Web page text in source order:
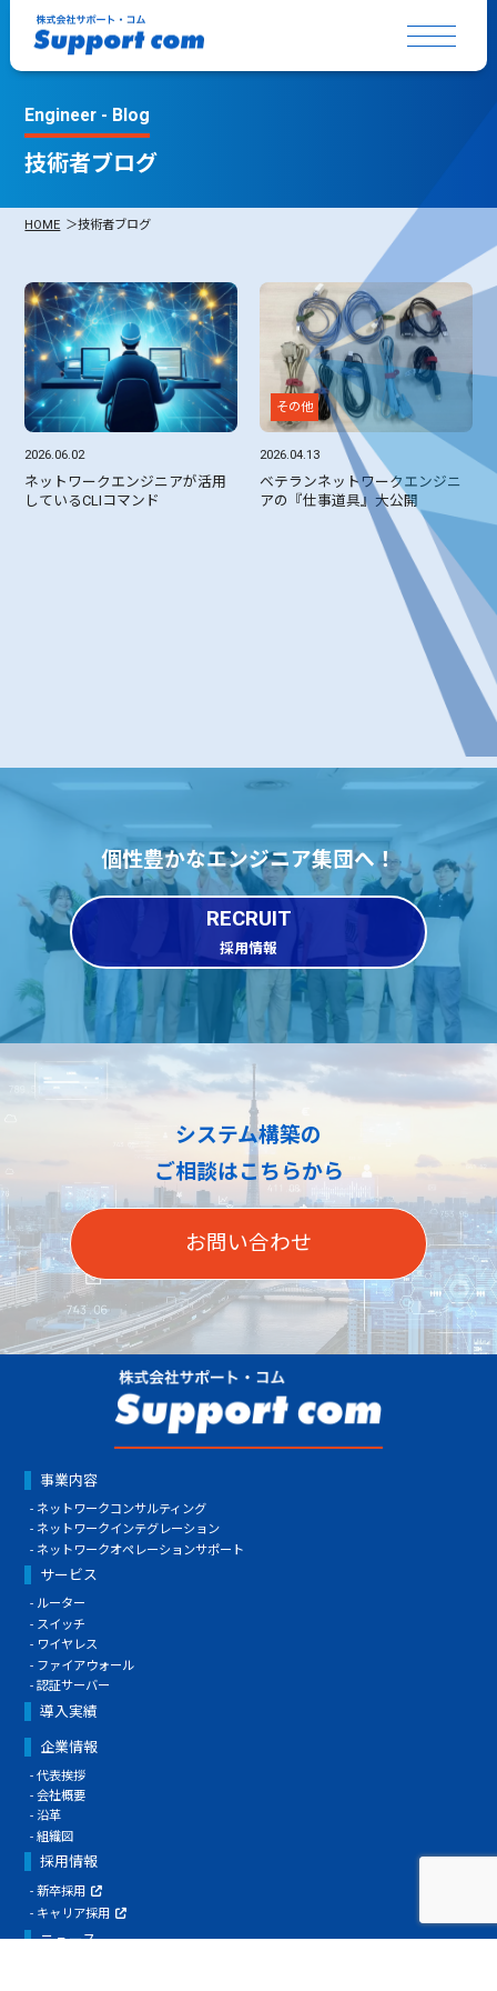
Engineer - Blog
技術者ブログ
HOME 技術者ブログ
2026.06.02
ネットワークエンジニアが活用
しているCLIコマンド
その他
2026.04.13
ベテランネットワークエンジニ
アの『仕事道具』大公開
個性豊かなエンジニア集団へ！
RECRUIT
採用情報
システム構築の
ご相談はこちらから
お問い合わせ
事業内容
ネットワークコンサルティング
ネットワークインテグレーション
ネットワークオペレーションサポート
サービス
ルーター
スイッチ
ワイヤレス
ファイアウォール
認証サーバー
導入実績
企業情報
代表挨拶
会社概要
沿革
組織図
採用情報
新卒採用
キャリア採用
ニュース